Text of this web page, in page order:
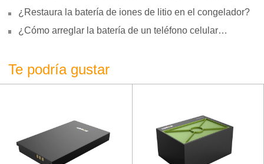
¿Restaura la batería de iones de litio en el congelador?
¿Cómo arreglar la batería de un teléfono celular
Te podría gustar